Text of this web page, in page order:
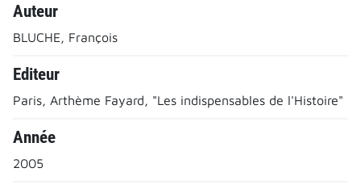
Auteur
BLUCHE, François
Editeur
Paris, Arthème Fayard, "Les indispensables de l'Histoire"
Année
2005